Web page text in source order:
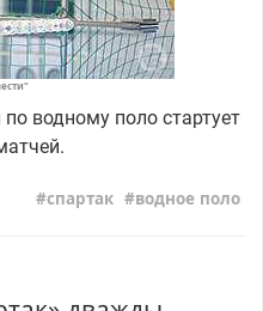
водному поло стартует
спартак водное поло